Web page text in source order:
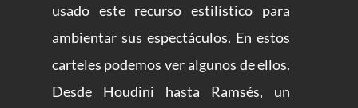
usado este recurso estilístico para
ambientar sus espectáculos. En estos
carteles podemos ver algunos de ellos.
Desde Houdini hasta Ramsés, un